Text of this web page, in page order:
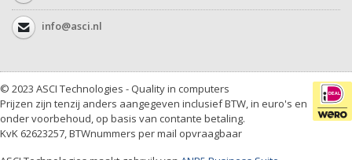
info@asci.nl
© 2023 ASCI Technologies - Quality in computers
Prijzen zijn tenzij anders aangegeven inclusief BTW, in euro's en
onder voorbehoud, op basis van contante betaling.
KvK 62623257, BTWnummers per mail opvraagbaar